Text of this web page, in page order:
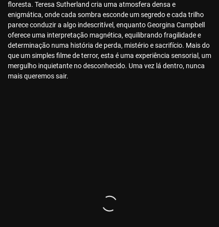
floresta. Teresa Sutherland cria uma atmosfera densa e
enigmática, onde cada sombra esconde um segredo e cada trilho
parece conduzir a algo indescritível, enquanto Georgina Campbell
oferece uma interpretação magnética, equilibrando fragilidade e
determinação numa história de perda, mistério e sacrifício. Mais do
que um simples filme de terror, esta é uma experiência sensorial, um
mergulho inquietante no desconhecido. Uma vez lá dentro, nunca
mais queremos sair.